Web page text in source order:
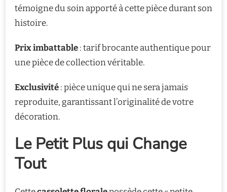
témoigne du soin apporté à cette pièce durant son
histoire.
Prix imbattable: tarif brocante authentique pour
une pièce de collection véritable.
Exclusivité: pièce unique qui ne sera jamais
reproduite, garantissant l’originalité de votre
décoration.
Le Petit Plus qui Change
Tout